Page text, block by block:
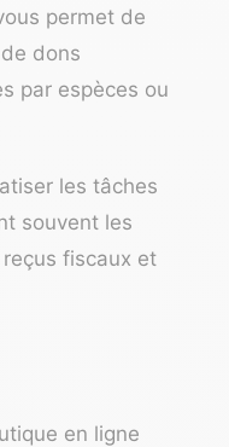
permet de
dons
par espèces ou
les tâches
souvent les
fiscaux et
en ligne